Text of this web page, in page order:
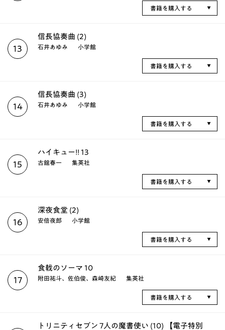
書籍を購入する
13
信長協奏曲 (2)
石井あゆみ 小学館
書籍を購入する
14
信長協奏曲 (3)
石井あゆみ 小学館
書籍を購入する
15
ハイキュー!! 13
古舘春一 集英社
書籍を購入する
16
深夜食堂 (2)
安倍夜郎 小学館
書籍を購入する
17
食戟のソーマ 10
附田祐斗、佐伯俊、森崎友紀 集英社
書籍を購入する
トリニティセブン 7人の魔書使い (10) 【電子特別